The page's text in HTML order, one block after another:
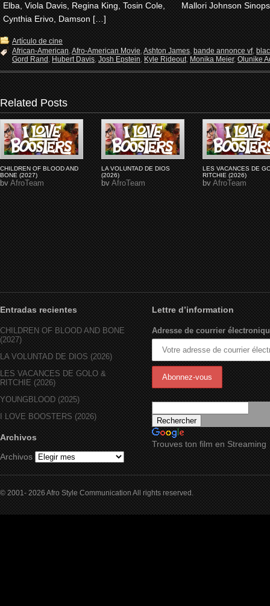
Elba, Viola Davis, Regina King, Tosin Cole,
Cynthia Erivo, Damson […]
Mallori Johnson
Artículo de cine
African-American,Afro-American Movie,Ashton James,bande annonce vf,
Gord Rand,Hubert Davis,Josh Epstein,Kyle Rideout,Monika Meier,Olunike
Related Posts
CHILDREN OF BLOOD AND
BONE (2027)
byAfroTeam
LA VOLUNTAD DE DIOS
(2026)
byAfroTeam
LES VACANCES DE
RITCHIE (2026)
byAfroTeam
Entradas recientes
CHILDREN OF BLOOD AND BONE
(2027)
LA VOLUNTAD DE DIOS (2026)
LES VACANCES DE GOLO &
RITCHIE (2026)
YOUNGBLOOD (2025)
I LOVE BOOSTERS (2026)
Archivos
Archivos
Lettre d’information
Adresse de courrier
Trouves ton film en Streaming
© 2001- 2026 Afro Style Communication All rights reserved.